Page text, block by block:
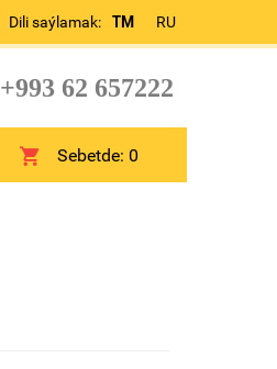
Dili saýlamak: TM RU
+993 62 657222
Sebetde:0